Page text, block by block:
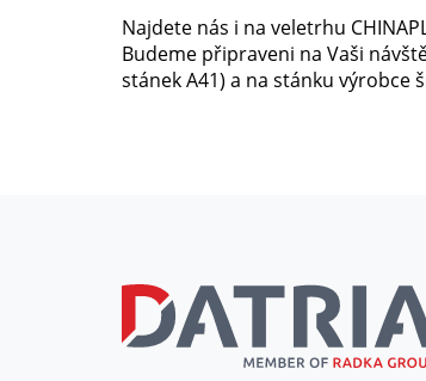
Najdete nás i na veletrhu
Budeme připraveni na Vaši
stánek A41) a na stánku výrobce